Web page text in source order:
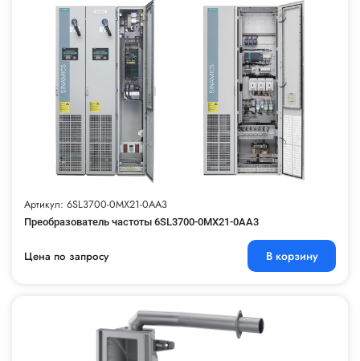
Артикул: 6SL3700-0MX21-0AA3
Преобразователь частоты 6SL3700-0MX21-0AA3
Цена по запросу В корзину